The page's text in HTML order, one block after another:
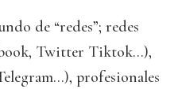
de “redes”; redes
Twitter Tiktok…),
profesionales